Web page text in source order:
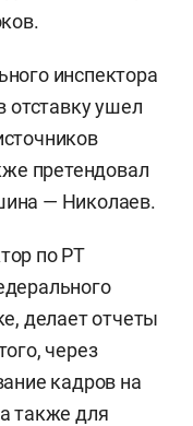
инспектора
отставку ушел
претендовал
— Николаев.
по РТ
делает отчеты
через
кадров на
также для